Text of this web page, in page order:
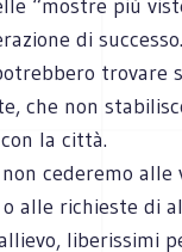
“mostre più
di successo.
trovare
che non
la città.
cederemo alle
alle richieste di
liberissimi